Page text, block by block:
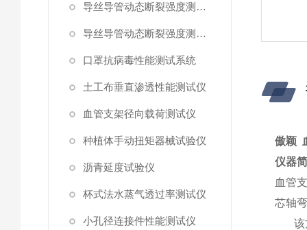
导丝导管动态断裂强度测试仪 （峰值拉力）
导丝导管动态断裂强度测试仪
口罩抗病毒性能测试系统
土工布垂直渗透性能测试仪
血管支架径向载荷测试仪
种植体手动扭矩器械试验仪
沥青延度试验仪
杯式法水蒸气透过率测试仪
小孔径连接件性能测试仪
傲颖
仪器
血管
芯轴